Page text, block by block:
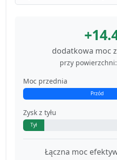
dodatkowa moc
przy
Moc przednia
Przód
Zysk z tyłu
Tył
Łączna moc